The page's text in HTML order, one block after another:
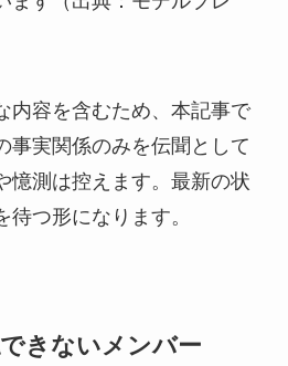
内容を含むため、本記事で
事実関係のみを伝聞として
憶測は控えます。最新の状
つ形になります。
きないメンバー